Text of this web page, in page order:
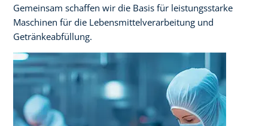
Gemeinsam schaffen wir die Basis für leistungsstarke
Maschinen für die Lebensmittelverarbeitung und
Getränkeabfüllung.